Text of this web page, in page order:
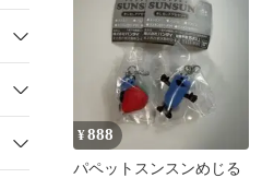
¥888
パペットスンスンめじる